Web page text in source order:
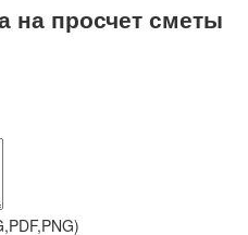
на просчет сметы